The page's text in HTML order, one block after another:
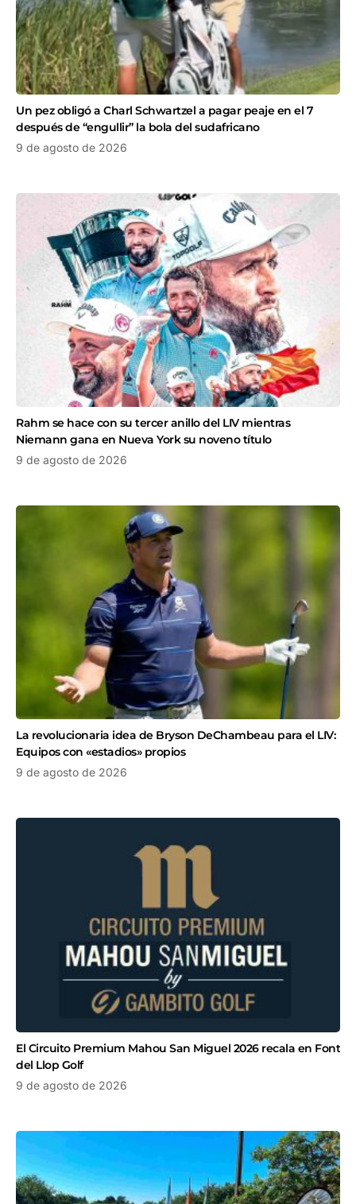
Un pez obligó a Charl Schwartzel a pagar peaje en el 7
después de “engullir” la bola del sudafricano
9 de agosto de 2026
Rahm se hace con su tercer anillo del LIV mientras
Niemann gana en Nueva York su noveno título
9 de agosto de 2026
La revolucionaria idea de Bryson DeChambeau para el LIV:
Equipos con «estadios» propios
9 de agosto de 2026
El Circuito Premium Mahou San Miguel 2026 recala en Font
del Llop Golf
9 de agosto de 2026